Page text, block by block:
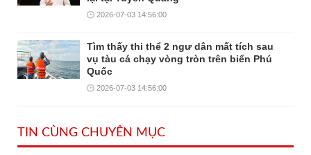
2026-07-03 14:56:00
Tìm thấy thi thể 2 ngư dân mất tích sau
vụ tàu cá chạy vòng tròn trên biển Phú
Quốc
2026-07-03 14:56:00
TIN CÙNG CHUYÊN MỤC